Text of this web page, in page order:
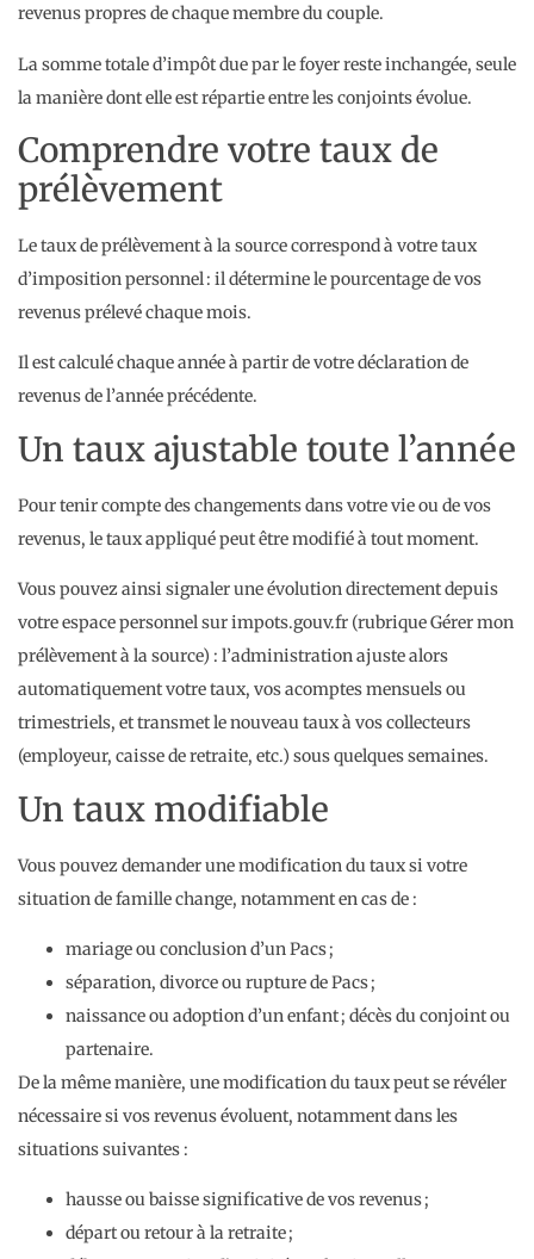
revenus propres de chaque membre du couple.
La somme totale d’impôt due par le foyer reste inchangée, seule
la manière dont elle est répartie entre les conjoints évolue.
Comprendre votre taux de
prélèvement
Le taux de prélèvement à la source correspond à votre taux
d’imposition personnel : il détermine le pourcentage de vos
revenus prélevé chaque mois.
Il est calculé chaque année à partir de votre déclaration de
revenus de l’année précédente.
Un taux ajustable toute l’année
Pour tenir compte des changements dans votre vie ou de vos
revenus, le taux appliqué peut être modifié à tout moment.
Vous pouvez ainsi signaler une évolution directement depuis
votre espace personnel sur impots.gouv.fr (rubrique Gérer mon
prélèvement à la source) : l’administration ajuste alors
automatiquement votre taux, vos acomptes mensuels ou
trimestriels, et transmet le nouveau taux à vos collecteurs
(employeur, caisse de retraite, etc.) sous quelques semaines.
Un taux modifiable
Vous pouvez demander une modification du taux si votre
situation de famille change, notamment en cas de :
mariage ou conclusion d’un Pacs ;
séparation, divorce ou rupture de Pacs ;
naissance ou adoption d’un enfant ; décès du conjoint ou
partenaire.
De la même manière, une modification du taux peut se révéler
nécessaire si vos revenus évoluent, notamment dans les
situations suivantes :
hausse ou baisse significative de vos revenus ;
départ ou retour à la retraite ;